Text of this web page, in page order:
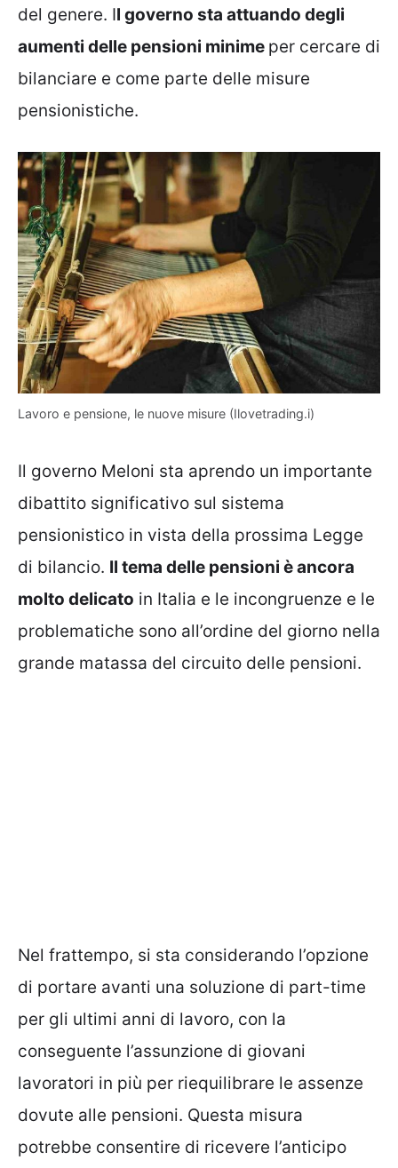
del genere. Il governo sta attuando degli
aumenti delle pensioni minime per cercare di
bilanciare e come parte delle misure
pensionistiche.
Lavoro e pensione, le nuove misure (Ilovetrading.i)
Il governo Meloni sta aprendo un importante
dibattito significativo sul sistema
pensionistico in vista della prossima Legge
di bilancio. Il tema delle pensioni è ancora
molto delicato in Italia e le incongruenze e le
problematiche sono all’ordine del giorno nella
grande matassa del circuito delle pensioni.
Nel frattempo, si sta considerando l’opzione
di portare avanti una soluzione di part-time
per gli ultimi anni di lavoro, con la
conseguente l’assunzione di giovani
lavoratori in più per riequilibrare le assenze
dovute alle pensioni. Questa misura
potrebbe consentire di ricevere l’anticipo